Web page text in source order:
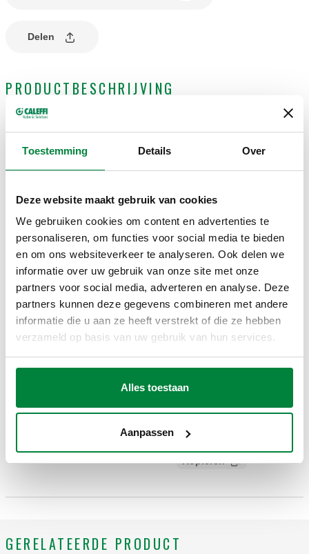
Toestemming Details Over
Deze website maakt gebruik van cookies
We gebruiken cookies om content en advertenties te
personaliseren, om functies voor social media te bieden
en om ons websiteverkeer te analyseren. Ook delen we
informatie over uw gebruik van onze site met onze
partners voor social media, adverteren en analyse. Deze
partners kunnen deze gegevens combineren met andere
informatie die u aan ze heeft verstrekt of die ze hebben
verzameld op basis van uw gebruik van hun services.
Alles toestaan
Aanpassen
Delen
PRODUCTBESCHRIJVING
Draaiknop voor thermostatische ventielen.
TEKENINGEN EN SPECIFICATIES
Artikelnummer
449010
3D-modellen
Weergeven
ventielen. Voor ventielen serie 220, 221, 222, 223, 224, 225,
226, 227.
fb8b3375-aa30-4316-826c-
Kopiëren
GERELATEERDE PRODUCT